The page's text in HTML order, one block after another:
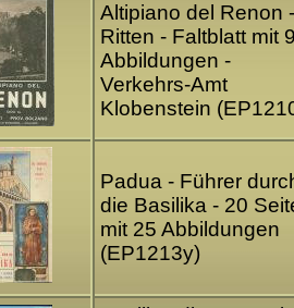
Altipiano del Renon -
Ritten - Faltblatt mit
Abbildungen -
Verkehrs-Amt
Klobenstein
Padua - Führer
die Basilika - 20
mit 25 Abbildungen
(EP1213y)